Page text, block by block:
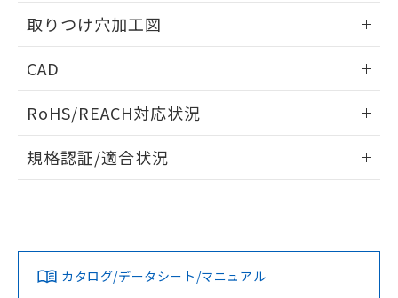
取りつけ穴加工図
CAD
ドすることができます。
ログイン/会員登録
ダウンロードデータをご利用いただく前に、以下を必ずお読
みください。
ソフトウェアの使用条件
RoHS/REACH対応状況
EU RoHS 注意事項・凡例
対応済み
規格認証/適合状況
カタログ/データシート/マニュアル
す。